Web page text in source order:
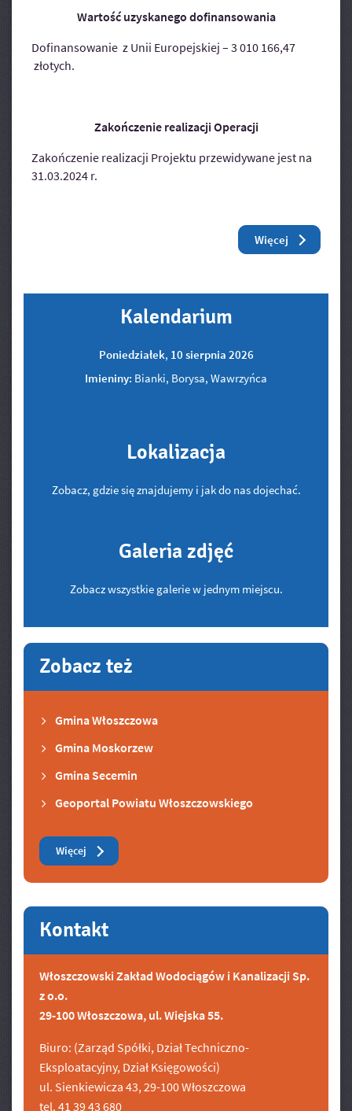
Wartość uzyskanego dofinansowania
Dofinansowanie z Unii Europejskiej – 3 010 166,47
złotych.
Zakończenie realizacji Operacji
Zakończenie realizacji Projektu przewidywane jest na
31.03.2024 r.
Czytaj
Więcej o:
Kalendarium
Poniedziałek, 10 sierpnia 2026
Imieniny: Bianki, Borysa, Wawrzyńca
Lokalizacja
Zobacz, gdzie się znajdujemy i jak do nas dojechać.
Galeria zdjęć
Zobacz wszystkie galerie w jednym miejscu.
Zobacz też
Gmina Włoszczowa
Gmina Moskorzew
Gmina Secemin
Geoportal Powiatu Włoszczowskiego
Więcej Zobacz też
Kontakt
Włoszczowski Zakład Wodociągów i Kanalizacji Sp.
z o.o.
29-100 Włoszczowa, ul. Wiejska 55.
Biuro: (Zarząd Spółki, Dział Techniczno-
Eksploatacyjny, Dział Księgowości)
ul. Sienkiewicza 43, 29-100 Włoszczowa
tel. 41 39 43 680